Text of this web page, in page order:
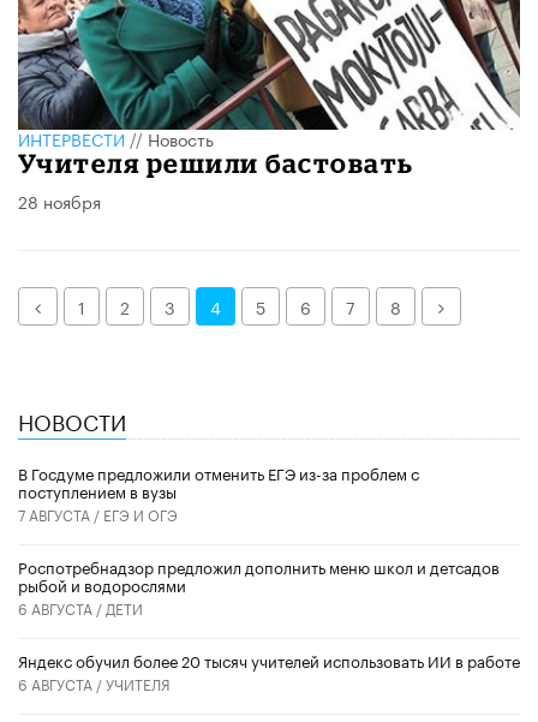
ИНТЕРВЕСТИ//Новость
Учителя решили бастовать
28 ноября
Назад1 2 3 4 5 6 7 8 Далее
НОВОСТИ
В Госдуме предложили отменить ЕГЭ из-за проблем с
поступлением в вузы
7 АВГУСТА / ЕГЭ И ОГЭ
Роспотребнадзор предложил дополнить меню школ и детсадов
рыбой и водорослями
6 АВГУСТА / ДЕТИ
​Яндекс обучил более 20 тысяч учителей использовать ИИ в работе
6 АВГУСТА /УЧИТЕЛЯ